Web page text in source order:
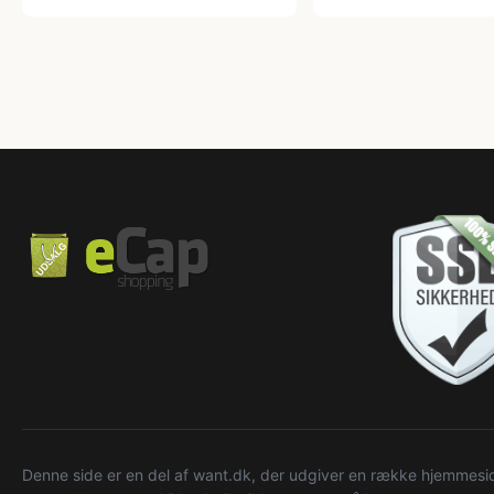
Denne side er en del af want.dk, der udgiver en række